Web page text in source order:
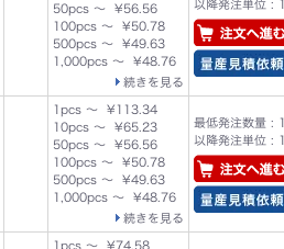
50pcs ～ ¥56.56
100pcs ～ ¥50.78
500pcs ～ ¥49.63
1,000pcs ～ ¥48.76
続きを見る
以降発注単位 : 1
1pcs ～ ¥113.34
10pcs ～ ¥65.23
50pcs ～ ¥56.56
100pcs ～ ¥50.78
500pcs ～ ¥49.63
1,000pcs ～ ¥48.76
続きを見る
最低発注数量 : 1
以降発注単位 : 1
1pcs ～ ¥74.58